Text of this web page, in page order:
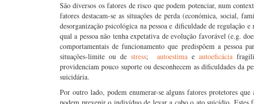
São diversos os fatores de risco que podem potenciar, num
fatores destacam-se as situações de perda (económica, social,
desorganização psicológica na pessoa e dificuldade de regulação
qual a pessoa não tenha expetativa de evolução favorável (e.g.
comportamentais de funcionamento que predispõem a pessoa
situações-limite ou de stress; autoestima e autoeficácia
providenciam pouco suporte ou desconhecem as dificuldades da
suicidária.
Por outro lado, podem enumerar-se alguns fatores protetores